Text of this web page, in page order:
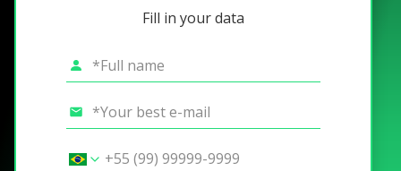
Fill in your data